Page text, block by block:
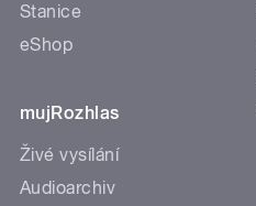
Stanice
eShop
mujRozhlas
Živé vysílání
Audioarchiv